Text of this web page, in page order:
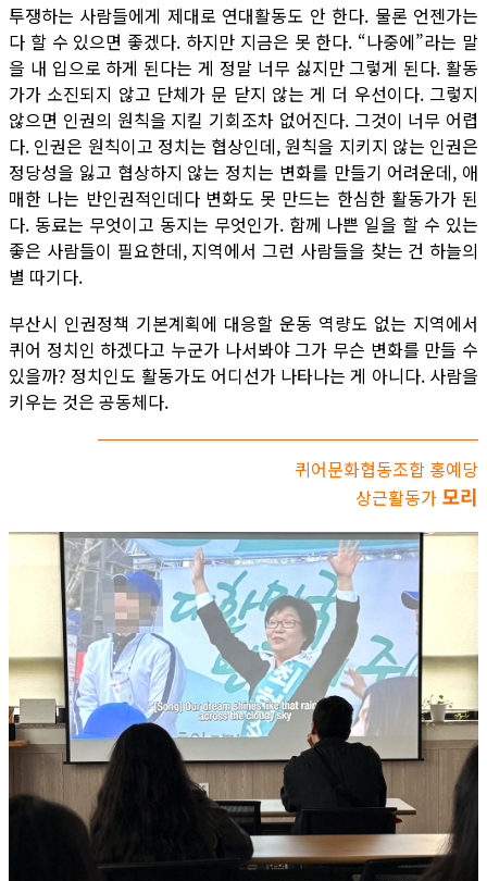
투쟁하는 사람들에게 제대로 연대활동도 안 한다. 물론 언젠가는
다 할 수 있으면 좋겠다. 하지만 지금은 못 한다. “나중에”라는 말
을 내 입으로 하게 된다는 게 정말 너무 싫지만 그렇게 된다. 활동
가가 소진되지 않고 단체가 문 닫지 않는 게 더 우선이다. 그렇지
않으면 인권의 원칙을 지킬 기회조차 없어진다. 그것이 너무 어렵
다. 인권은 원칙이고 정치는 협상인데, 원칙을 지키지 않는 인권은
정당성을 잃고 협상하지 않는 정치는 변화를 만들기 어려운데, 애
매한 나는 반인권적인데다 변화도 못 만드는 한심한 활동가가 된
다. 동료는 무엇이고 동지는 무엇인가. 함께 나쁜 일을 할 수 있는
좋은 사람들이 필요한데, 지역에서 그런 사람들을 찾는 건 하늘의
별 따기다.
부산시 인권정책 기본계획에 대응할 운동 역량도 없는 지역에서
퀴어 정치인 하겠다고 누군가 나서봐야 그가 무슨 변화를 만들 수
있을까? 정치인도 활동가도 어디선가 나타나는 게 아니다. 사람을
키우는 것은 공동체다.
퀴어문화협동조합 홍예당
상근활동가 모리